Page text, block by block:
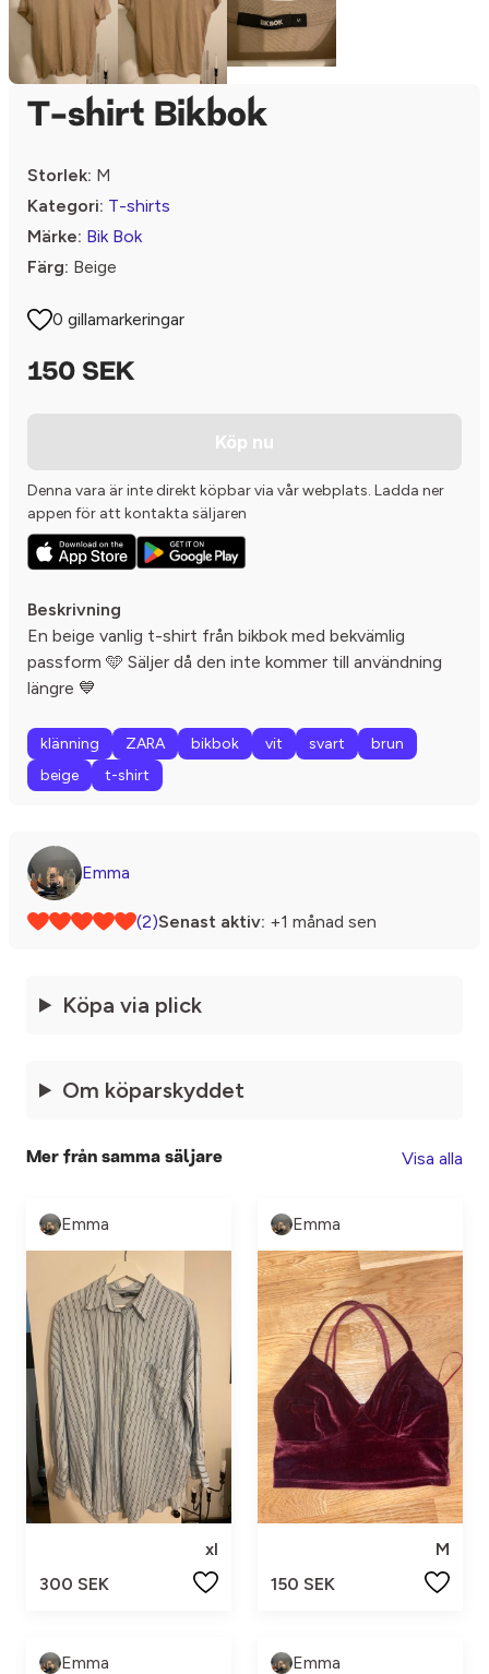
T-shirt Bikbok
Storlek: M
Kategori: T-shirts
Märke: Bik Bok
Färg: Beige
0 gillamarkeringar
150 SEK
Köp nu
Denna vara är inte direkt köpbar via vår webplats. Ladda ner
appen för att kontakta säljaren
Beskrivning
En beige vanlig t-shirt från bikbok med bekvämlig
passform 🩵 Säljer då den inte kommer till användning
längre 💙
klänning ZARA bikbok vit svart
brun
beige
t-shirt
Emma
(2)Senast aktiv: +1 månad sen
Köpa via plick
Om köparskyddet
Mer från samma säljare Visa alla
Emma
xl
300 SEK
Emma
M
150 SEK
Emma Emma